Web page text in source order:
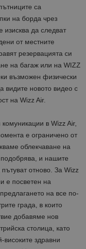
са
на борда чрез
изисква да следват
от местните
резервацията си
на багаж или на WIZZ
възможен физически
видите новото видео с
на Wizz Air.
в Wizz Air,
е ограничено от
облекчаване на
подобрява, и нашите
отново. За Wizz
е посветен на
на все по-
града, в които
добавяме нов
столица, като
здравни